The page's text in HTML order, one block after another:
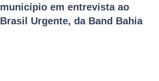
município em entrevista ao
Brasil Urgente, da Band Bahia